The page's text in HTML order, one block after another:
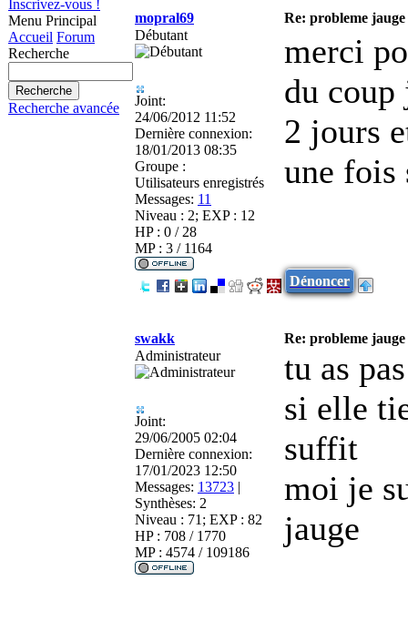
Inscrivez-vous !
Menu Principal
Accueil Forum
Recherche
Recherche avancée
mopral69
Re: probleme jauge
Débutant
Joint:
24/06/2012 11:52
Dernière connexion:
18/01/2013 08:35
Groupe :
Utilisateurs enregistrés
Messages: 11
Niveau : 2; EXP : 12
HP : 0 / 28
MP : 3 / 1164
merci
du coup
2 jours
une fois
Dénoncer
swakk
Re: probleme jauge
Administrateur
Joint:
29/06/2005 02:04
Dernière connexion:
17/01/2023 12:50
Messages: 13723 |
Synthèses: 2
Niveau : 71; EXP : 82
HP : 708 / 1770
MP : 4574 / 109186
tu as
si elle
suffit
moi je
jauge